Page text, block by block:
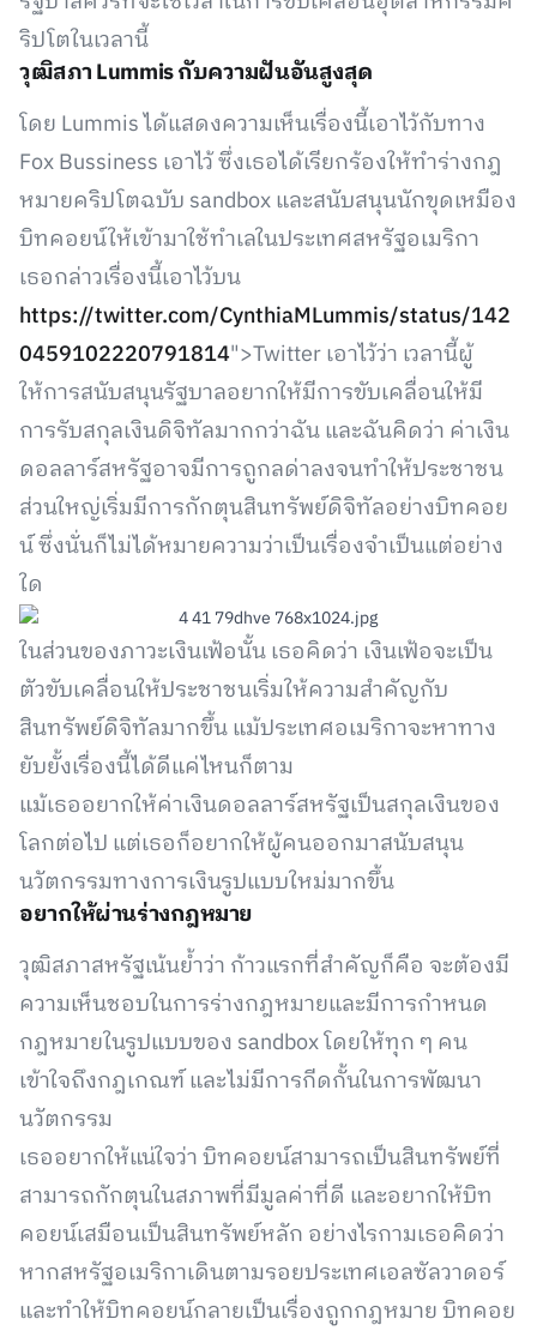
ริปโตในเวลานี้
วุฒิสภา Lummis กับความฝันอันสูงสุด
โดย Lummis ได้แสดงความเห็นเรื่องนี้เอาไว้กับทาง
Fox Bussiness เอาไว้ ซึ่งเธอได้เรียกร้องให้ทำร่างกฎ
หมายคริปโตฉบับ sandbox และสนับสนุนนักขุดเหมือง
บิทคอยน์ให้เข้ามาใช้ทำเลในประเทศสหรัฐอเมริกา
เธอกล่าวเรื่องนี้เอาไว้บน
https://twitter.com/CynthiaMLummis/status/142
0459102220791814">Twitter เอาไว้ว่า เวลานี้ผู้
ให้การสนับสนุนรัฐบาลอยากให้มีการขับเคลื่อนให้มี
การรับสกุลเงินดิจิทัลมากกว่าฉัน และฉันคิดว่า ค่าเงิน
ดอลลาร์สหรัฐอาจมีการถูกลด่าลงจนทำให้ประชาชน
ส่วนใหญ่เริ่มมีการกักตุนสินทรัพย์ดิจิทัลอย่างบิทคอย
น์ ซึ่งนั่นก็ไม่ได้หมายความว่าเป็นเรื่องจำเป็นแต่อย่าง
ใด
ในส่วนของภาวะเงินเฟ้อนั้น เธอคิดว่า เงินเฟ้อจะเป็น
ตัวขับเคลื่อนให้ประชาชนเริ่มให้ความสำคัญกับ
สินทรัพย์ดิจิทัลมากขึ้น แม้ประเทศอเมริกาจะหาทาง
ยับยั้งเรื่องนี้ได้ดีแค่ไหนก็ตาม
แม้เธออยากให้ค่าเงินดอลลาร์สหรัฐเป็นสกุลเงินของ
โลกต่อไป แต่เธอก็อยากให้ผู้คนออกมาสนับสนุน
นวัตกรรมทางการเงินรูปแบบใหม่มากขึ้น
อยากให้ผ่านร่างกฎหมาย
วุฒิสภาสหรัฐเน้นย้ำว่า ก้าวแรกที่สำคัญก็คือ จะต้องมี
ความเห็นชอบในการร่างกฎหมายและมีการกำหนด
กฎหมายในรูปแบบของ sandbox โดยให้ทุก ๆ คน
เข้าใจถึงกฎเกณฑ์ และไม่มีการกีดกั้นในการพัฒนา
นวัตกรรม
เธออยากให้แน่ใจว่า บิทคอยน์สามารถเป็นสินทรัพย์ที่
สามารถกักตุนในสภาพที่มีมูลค่าที่ดี และอยากให้บิท
คอยน์เสมือนเป็นสินทรัพย์หลัก อย่างไรกามเธอคิดว่า
หากสหรัฐอเมริกาเดินตามรอยประเทศเอลซัลวาดอร์
และทำให้บิทคอยน์กลายเป็นเรื่องถูกกฎหมาย บิทคอย